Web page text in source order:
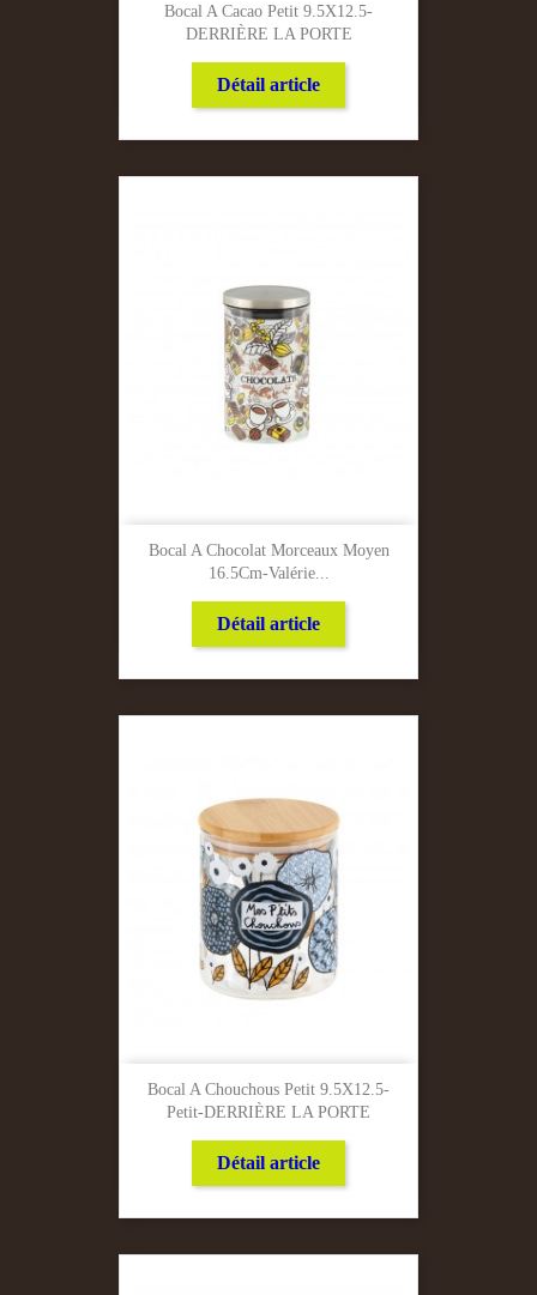
Bocal A Cacao Petit 9.5X12.5-
DERRIÈRE LA PORTE
Détail article
Bocal A Chocolat Morceaux Moyen
16.5Cm-Valérie...
Détail article
Bocal A Chouchous Petit 9.5X12.5-
Petit-DERRIÈRE LA PORTE
Détail article